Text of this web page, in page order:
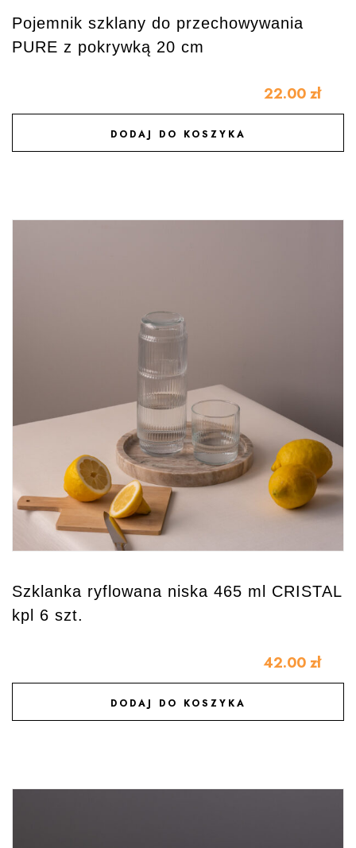
Pojemnik szklany do przechowywania
PURE z pokrywką 20 cm
22.00 zł
DODAJ DO KOSZYKA
DODAJ DO ULUBIONYCH
Szklanka ryflowana niska 465 ml CRISTAL
kpl 6 szt.
42.00 zł
DODAJ DO KOSZYKA
DODAJ DO ULUBIONYCH